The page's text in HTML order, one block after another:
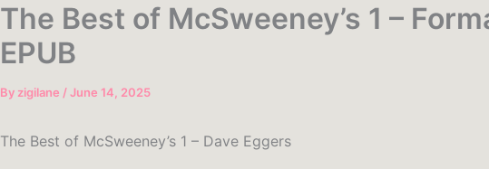
The Best of McSweeney’s 1 –
EPUB
By zigilane /June 14, 2025
The Best of McSweeney’s 1 – Dave Eggers